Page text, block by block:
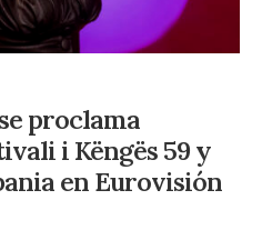
proclama
i Këngës 59 y
en Eurovisión